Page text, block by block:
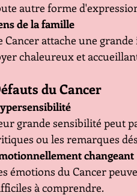
autre forme
de la famille
Cancer attache une
chaleureux et
du Cancer
grande sensibilité peut
ou les remarques
changeant
émotions du Cancer
à comprendre.